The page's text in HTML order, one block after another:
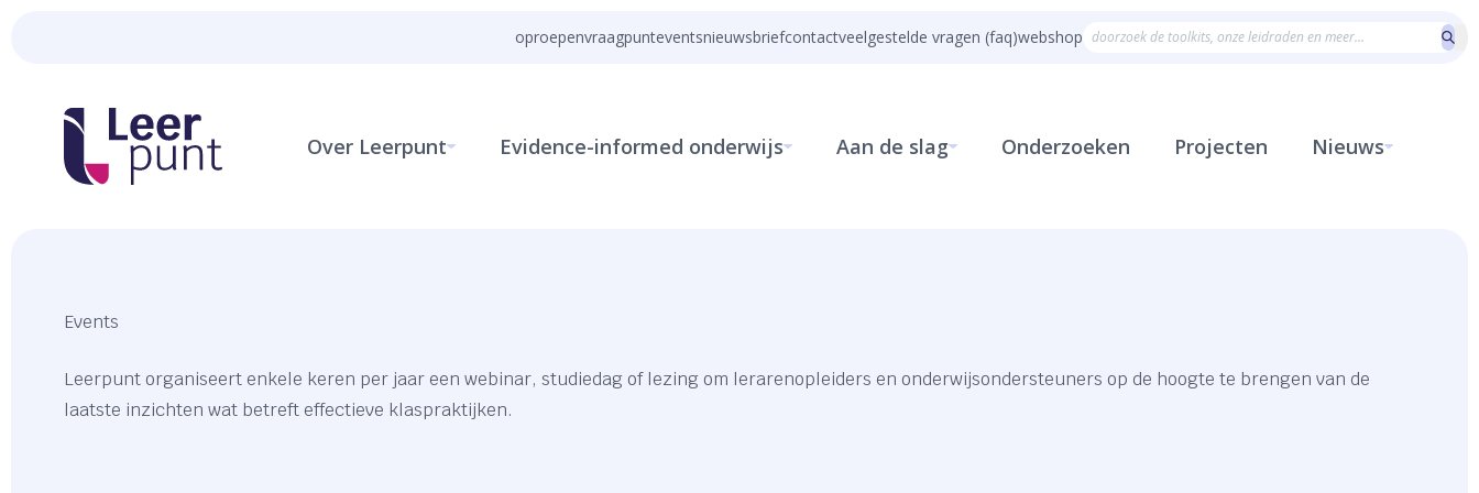
oproepenvraagpunteventsnieuwsbriefcontactveelgestelde vragen (faq)webshop
Over Leerpunt Evidence-informed onderwijs Aan de slag Onderzoeken Projecten Nieuws
Events
Leerpunt organiseert enkele keren per jaar een webinar, studiedag of lezing om lerarenopleiders en onderwijsondersteuners op de hoogte te brengen van de
laatste inzichten wat betreft effectieve klaspraktijken.